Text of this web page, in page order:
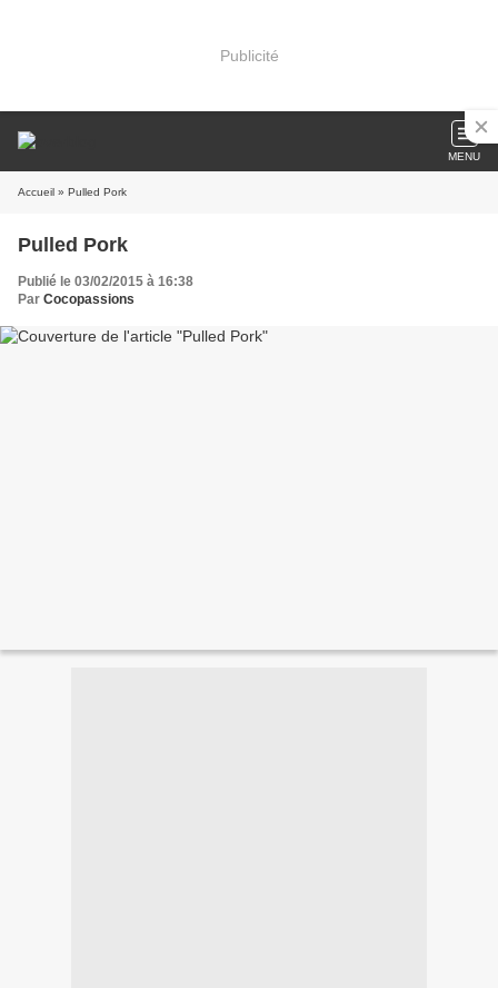
Publicité
MENU
Accueil » Pulled Pork
Pulled Pork
Publié le 03/02/2015 à 16:38
Par Cocopassions